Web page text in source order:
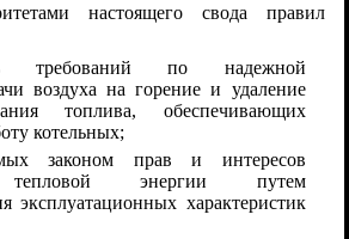
настоящего свода правил
требований по надежной
воздуха на горение и удаление
топлива, обеспечивающих
котельных;
законом прав и интересов
тепловой энергии путем
эксплуатационных характеристик